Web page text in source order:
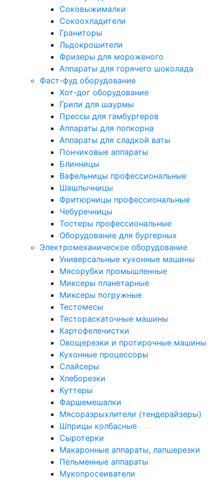
Соковыжималки
Сокоохладители
Граниторы
Льдокрошители
Фризеры для мороженого
Аппараты для горячего шоколада
Фаст-фуд оборудование
Хот-дог оборудование
Грили для шаурмы
Прессы для гамбургеров
Аппараты для попкорна
Аппараты для сладкой ваты
Пончиковые аппараты
Блинницы
Вафельницы профессиональные
Шашлычницы
Фритюрницы профессиональные
Чебуречницы
Тостеры профессиональные
Оборудование для бургерных
Электромеханическое оборудование
Универсальные кухонные машины
Мясорубки промышленные
Миксеры планетарные
Миксеры погружные
Тестомесы
Тестораскаточные машины
Картофелечистки
Овощерезки и протирочные машины
Кухонные процессоры
Слайсеры
Хлеборезки
Куттеры
Фаршемешалки
Мясоразрыхлители (тендерайзеры)
Шприцы колбасные
Сыротерки
Макаронные аппараты, лапшерезки
Пельменные аппараты
Мукопросеиватели